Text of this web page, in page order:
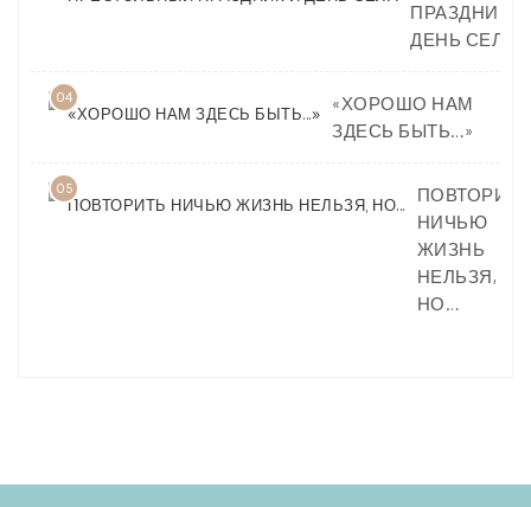
ПРАЗДНИК И
ДЕНЬ СЕЛА
04
«ХОРОШО НАМ
ЗДЕСЬ БЫТЬ…»
05
ПОВТОРИТЬ
НИЧЬЮ
ЖИЗНЬ
НЕЛЬЗЯ,
НО…